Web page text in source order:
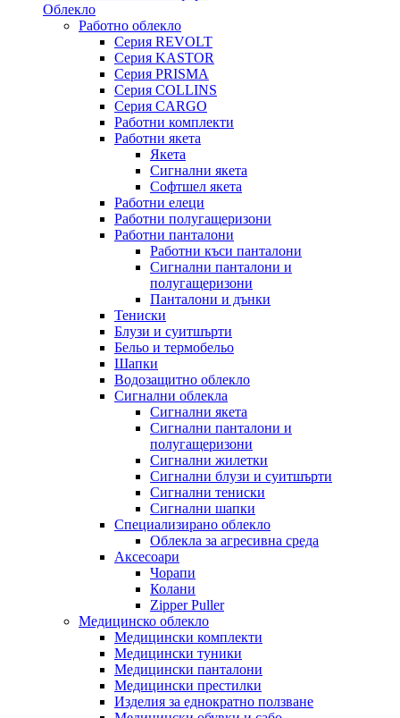
Облекло
Работно облекло
Серия REVOLT
Серия KASTOR
Серия PRISMA
Серия COLLINS
Серия CARGO
Работни комплекти
Работни якета
Якета
Сигнални якета
Софтшел якета
Работни елеци
Работни полугащеризони
Работни панталони
Работни къси панталони
Сигнални панталони и
полугащеризони
Панталони и дънки
Тениски
Блузи и суитшърти
Бельо и термобельо
Шапки
Водозащитно облекло
Сигнални облекла
Сигнални якета
Сигнални панталони и
полугащеризони
Сигнални жилетки
Сигнални блузи и суитшърти
Сигнални тениски
Сигнални шапки
Специализирано облекло
Облекла за агресивна среда
Аксесоари
Чорапи
Колани
Zipper Puller
Медицинско облекло
Медицински комплекти
Медицински туники
Медицински панталони
Медицински престилки
Изделия за еднократно ползване